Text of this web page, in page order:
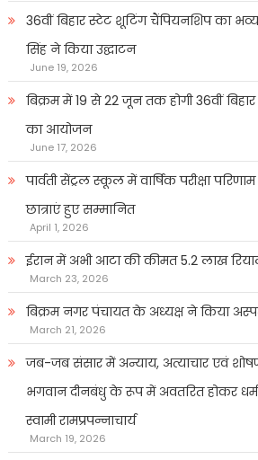
36वीं बिहार स्टेट शूटिंग चैंपियनशिप का
सिंह ने किया उद्घाटन
June 19, 2026
बिक्रम में 19 से 22 जून तक होगी 36वीं
का आयोजन
June 17, 2026
पार्वती सेंट्रल स्कूल में वार्षिक परीक्षा
छात्राएं हुए सम्मानित
April 1, 2026
ईरान में अभी आटा की कीमत 5.2 लाख
March 23, 2026
बिक्रम नगर पंचायत के अध्यक्ष ने किया
March 21, 2026
जब-जब संसार में अन्याय, अत्याचार एवं
भगवान दीनबंधु के रूप में अवतरित होकर
स्वामी रामप्रपन्नाचार्य
March 19, 2026